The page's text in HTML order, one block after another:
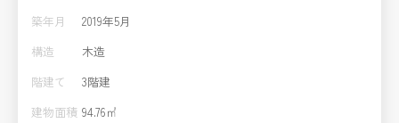
築年月
2019年5月
構造
木造
階建て
3階建
建物面積 94.76㎡